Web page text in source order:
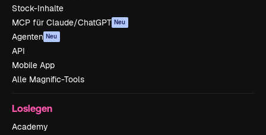
Stock-Inhalte
MCP für Claude/ChatGPT Neu
Agenten Neu
API
Mobile App
Alle Magnific-Tools
Loslegen
Academy